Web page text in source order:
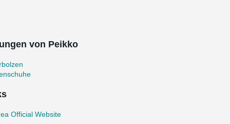
von Peikko
Official Website